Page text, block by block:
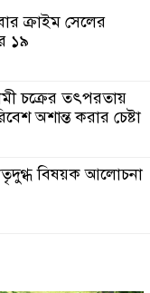
ক্রাইম সেলের
১৯
চক্রের তৎপরতায়
অশান্ত করার চেষ্টা
বিষয়ক আলোচনা